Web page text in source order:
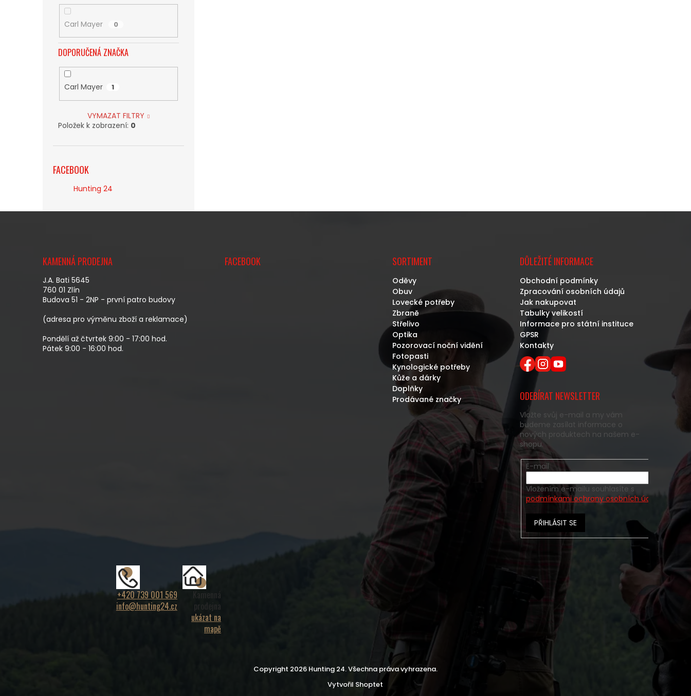
Carl Mayer 0
DOPORUČENÁ ZNAČKA
Carl Mayer 1
VYMAZAT FILTRY
Položek k zobrazení: 0
FACEBOOK
Hunting 24
KAMENNÁ PRODEJNA
J.A. Bati 5645
760 01 Zlín
Budova 51 - 2NP - první patro budovy
(adresa pro výměnu zboží a reklamace)
Pondělí až čtvrtek 9:00 - 17:00 hod.
Pátek 9:00 - 16:00 hod.
FACEBOOK SORTIMENT
Oděvy
Obuv
Lovecké potřeby
Zbraně
Střelivo
Optika
Pozorovací noční vidění
Fotopasti
Kynologické potřeby
Kůže a dárky
Doplňky
Prodávané značky
DŮLEŽITÉ INFORMACE
Obchodní podmínky
Zpracování osobních údajů
Jak nakupovat
Tabulky velikostí
Informace pro státní instituce
GPSR
Kontakty
ODEBÍRAT NEWSLETTER
Vložte svůj e-mail a my vám
budeme zasílat informace o
nových produktech na našem e-
shopu.
E-mail
Vložením e-mailu souhlasíte s
podmínkami ochrany osobních údajů
PŘIHLÁSIT SE
+420 739 001 569
info@hunting24.cz
Kamenná
prodejna
ukázat na
mapě
Vytvořil Shoptet
Copyright 2026 Hunting 24. Všechna práva vyhrazena.